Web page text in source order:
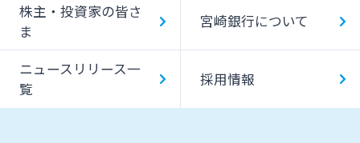
株主・投資家の皆さ
ま
宮崎銀行について
ニュースリリース一
覧
採用情報